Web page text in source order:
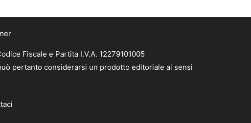
Fiscale e Partita I.V.A. 12279101005
pertanto considerarsi un prodotto editoriale ai sensi